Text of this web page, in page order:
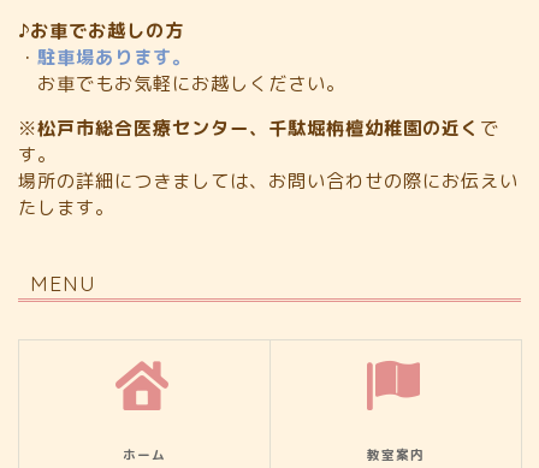
♪お車でお越しの方
・ 駐車場あります。
お車でもお気軽にお越しください。
※松戸市総合医療センター、千駄堀栴檀幼稚園の近く で
す。
場所の詳細につきましては、お問い合わせの際にお伝えい
たします。
MENU
ホーム 教室案内